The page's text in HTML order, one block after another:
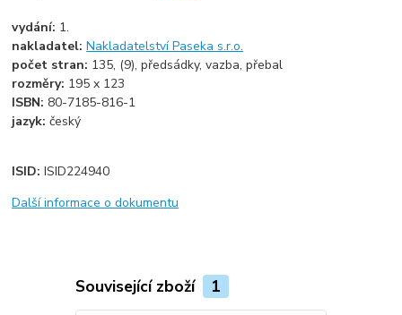
vydání: 1.
nakladatel:Nakladatelství Paseka s.r.o.
počet stran: 135, (9), předsádky, vazba, přebal
rozměry: 195 x 123
ISBN: 80-7185-816-1
jazyk:český
ISID:ISID224940
Další informace o dokumentu
Související zboží 1